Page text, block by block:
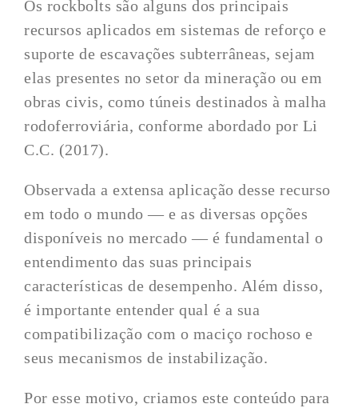
Os rockbolts são alguns dos principais
recursos aplicados em sistemas de reforço e
suporte de escavações subterrâneas, sejam
elas presentes no setor da mineração ou em
obras civis, como túneis destinados à malha
rodoferroviária, conforme abordado por Li
C.C. (2017).
Observada a extensa aplicação desse recurso
em todo o mundo — e as diversas opções
disponíveis no mercado — é fundamental o
entendimento das suas principais
características de desempenho. Além disso,
é importante entender qual é a sua
compatibilização com o maciço rochoso e
seus mecanismos de instabilização.
Por esse motivo, criamos este conteúdo para